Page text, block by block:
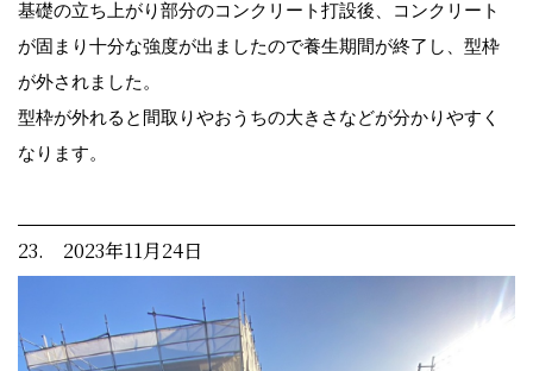
基礎の立ち上がり部分のコンクリート打設後、コンクリート
が固まり十分な強度が出ましたので養生期間が終了し、型枠
が外されました。
型枠が外れると間取りやおうちの大きさなどが分かりやすく
なります。
23. 2023年11月24日